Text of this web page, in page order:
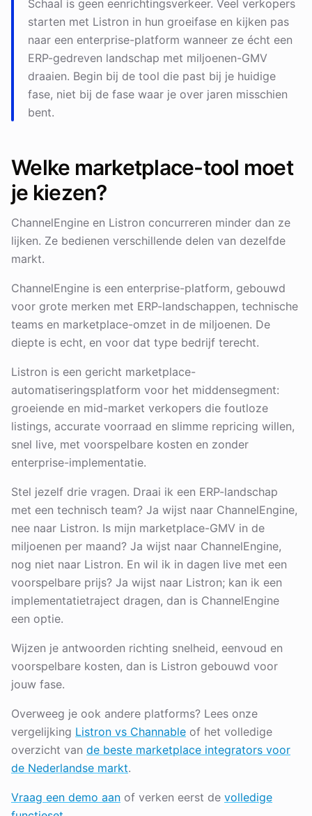
Schaal is geen eenrichtingsverkeer. Veel verkopers
starten met Listron in hun groeifase en kijken pas
naar een enterprise-platform wanneer ze écht een
ERP-gedreven landschap met miljoenen-GMV
draaien. Begin bij de tool die past bij je huidige
fase, niet bij de fase waar je over jaren misschien
bent.
Welke marketplace-tool moet
je kiezen?
ChannelEngine en Listron concurreren minder dan ze
lijken. Ze bedienen verschillende delen van dezelfde
markt.
ChannelEngine is een enterprise-platform, gebouwd
voor grote merken met ERP-landschappen, technische
teams en marketplace-omzet in de miljoenen. De
diepte is echt, en voor dat type bedrijf terecht.
Listron is een gericht marketplace-
automatiseringsplatform voor het middensegment:
groeiende en mid-market verkopers die foutloze
listings, accurate voorraad en slimme repricing willen,
snel live, met voorspelbare kosten en zonder
enterprise-implementatie.
Stel jezelf drie vragen. Draai ik een ERP-landschap
met een technisch team? Ja wijst naar ChannelEngine,
nee naar Listron. Is mijn marketplace-GMV in de
miljoenen per maand? Ja wijst naar ChannelEngine,
nog niet naar Listron. En wil ik in dagen live met een
voorspelbare prijs? Ja wijst naar Listron; kan ik een
implementatietraject dragen, dan is ChannelEngine
een optie.
Wijzen je antwoorden richting snelheid, eenvoud en
voorspelbare kosten, dan is Listron gebouwd voor
jouw fase.
Overweeg je ook andere platforms? Lees onze
vergelijking Listron vs Channable of het volledige
overzicht van de beste marketplace integrators voor
de Nederlandse markt.
Vraag een demo aan of verken eerst de volledige